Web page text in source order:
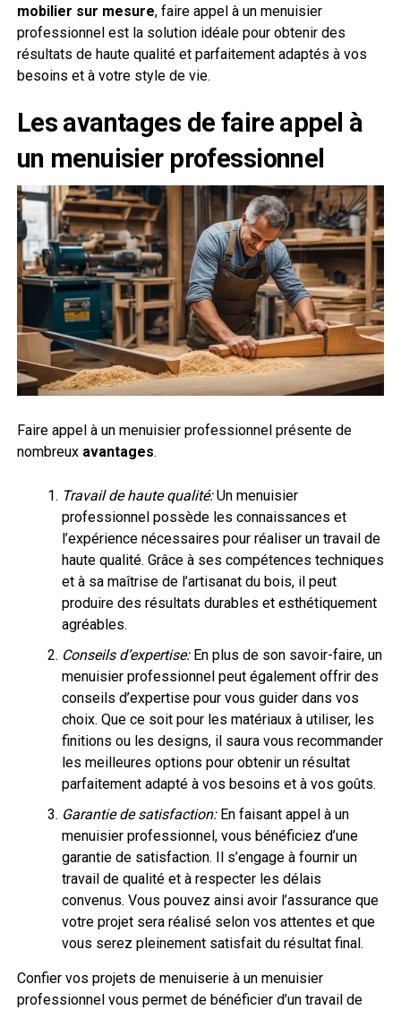
mobilier sur mesure, faire appel à un menuisier
professionnel est la solution idéale pour obtenir des
résultats de haute qualité et parfaitement adaptés à vos
besoins et à votre style de vie.
Les avantages de faire appel à
un menuisier professionnel
Faire appel à un menuisier professionnel présente de
nombreux avantages.
Travail de haute qualité:Un menuisier
professionnel possède les connaissances et
l’expérience nécessaires pour réaliser un travail de
haute qualité. Grâce à ses compétences techniques
et à sa maîtrise de l’artisanat du bois, il peut
produire des résultats durables et esthétiquement
agréables.
Conseils d’expertise:En plus de son savoir-faire, un
menuisier professionnel peut également offrir des
conseils d’expertise pour vous guider dans vos
choix. Que ce soit pour les matériaux à utiliser, les
finitions ou les designs, il saura vous recommander
les meilleures options pour obtenir un résultat
parfaitement adapté à vos besoins et à vos goûts.
Garantie de satisfaction:En faisant appel à un
menuisier professionnel, vous bénéficiez d’une
garantie de satisfaction. Il s’engage à fournir un
travail de qualité et à respecter les délais
convenus. Vous pouvez ainsi avoir l’assurance que
votre projet sera réalisé selon vos attentes et que
vous serez pleinement satisfait du résultat final.
Confier vos projets de menuiserie à un menuisier
professionnel vous permet de bénéficier d’un travail de